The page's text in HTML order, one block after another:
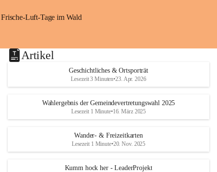
Frische-Luft-Tage im Wald
Artikel
Geschichtliches & Ortsporträt
Lesezeit 3 Minuten•23. Apr. 2026
Wahlergebnis der Gemeindevertretungswahl 2025
Lesezeit 1 Minute•16. März 2025
Wander- & Freizeitkarten
Lesezeit 1 Minute•20. Nov. 2025
Kumm hock her - LeaderProjekt